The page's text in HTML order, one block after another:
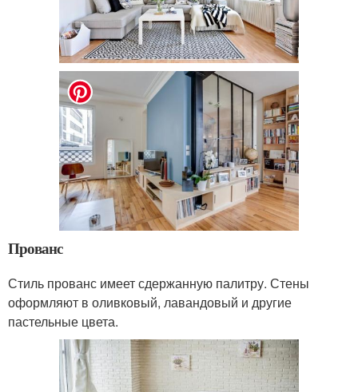
Прованс
Стиль прованс имеет сдержанную палитру. Стены
оформляют в оливковый, лавандовый и другие
пастельные цвета.